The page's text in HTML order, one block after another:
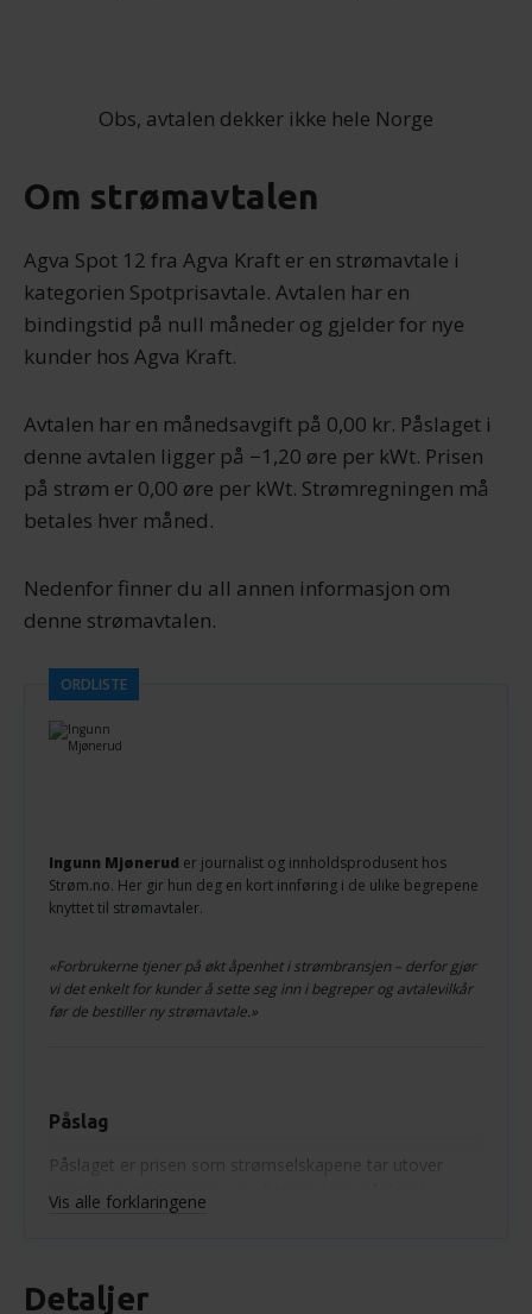
Obs, avtalen dekker ikke hele Norge
Om strømavtalen
Agva Spot 12 fra Agva Kraft er en strømavtale i
kategorien Spotprisavtale. Avtalen har en
bindingstid på null måneder og gjelder for nye
kunder hos Agva Kraft.
Avtalen har en månedsavgift på 0,00 kr. Påslaget i
denne avtalen ligger på −1,20 øre per kWt. Prisen
på strøm er 0,00 øre per kWt. Strømregningen må
betales hver måned.
Nedenfor finner du all annen informasjon om
denne strømavtalen.
ORDLISTE
Påslag
Påslaget er prisen som strømselskapene tar utover
spotprisen/innkjøpsprisen på strøm. Har påslaget
minustegn foran seg betyr det at strømselskapet
Spotpris
Vis alle forklaringene
Ingunn Mjønerud er journalist og innholdsprodusent hos
Strøm.no. Her gir hun deg en kort innføring i de ulike begrepene
knyttet til strømavtaler.
«Forbrukerne tjener på økt åpenhet i strømbransjen – derfor gjør
vi det enkelt for kunder å sette seg inn i begreper og avtalevilkår
før de bestiller ny strømavtale.»
Detaljer